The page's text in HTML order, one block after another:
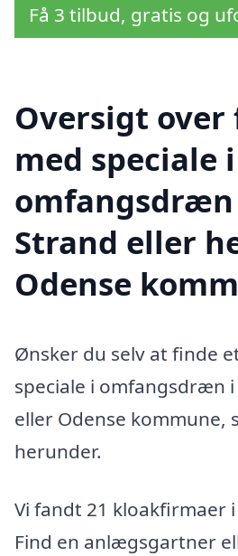
Få 3 tilbud, gratis og
Oversigt
med speciale i
omfangsdræn
Strand eller
Odense
Ønsker du selv at finde
speciale i omfangsdræn i
eller Odense kommune,
herunder.
Vi fandt 21 kloakfirmaer
Find en anlægsgartner